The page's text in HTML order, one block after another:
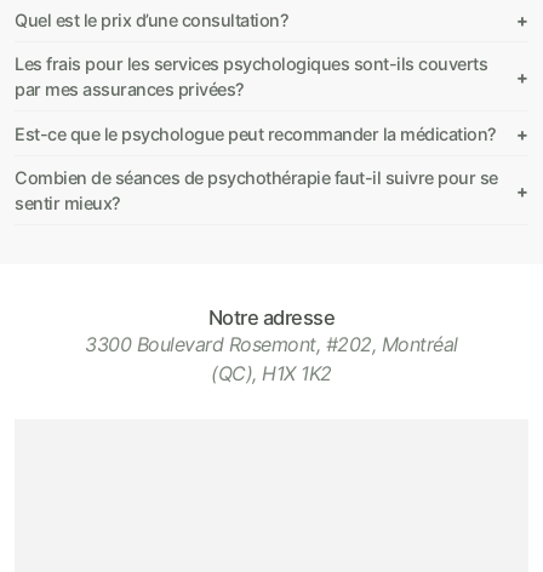
Quel est le prix d’une consultation?
Les frais pour les services psychologiques sont-ils couverts
par mes assurances privées?
Est-ce que le psychologue peut recommander la médication?
Combien de séances de psychothérapie faut-il suivre pour se
sentir mieux?
Notre adresse
3300 Boulevard Rosemont, #202, Montréal
(QC), H1X 1K2